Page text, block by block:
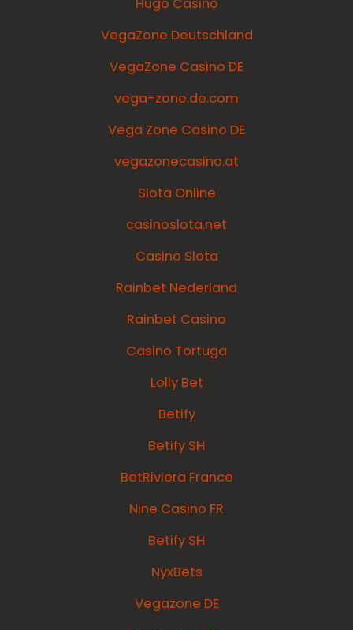
VegaZone Deutschland
VegaZone Casino DE
vega-zone.de.com
Vega Zone Casino DE
vegazonecasino.at
Slota Online
casinoslota.net
Casino Slota
Rainbet Nederland
Rainbet Casino
Casino Tortuga
Lolly Bet
Betify
Betify SH
BetRiviera France
Nine Casino FR
Betify SH
NyxBets
Vegazone DE